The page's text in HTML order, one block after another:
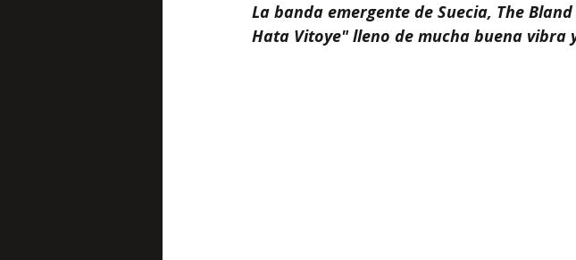
La banda emergente de Suecia, The
Hata Vitoye" lleno de mucha buena vibra